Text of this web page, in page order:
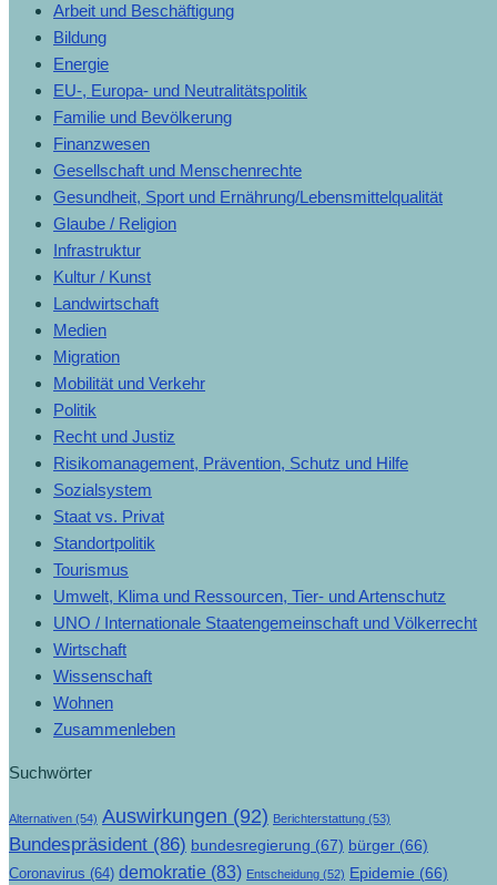
Arbeit und Beschäftigung
Bildung
Energie
EU-, Europa- und Neutralitätspolitik
Familie und Bevölkerung
Finanzwesen
Gesellschaft und Menschenrechte
Gesundheit, Sport und Ernährung/Lebensmittelqualität
Glaube / Religion
Infrastruktur
Kultur / Kunst
Landwirtschaft
Medien
Migration
Mobilität und Verkehr
Politik
Recht und Justiz
Risikomanagement, Prävention, Schutz und Hilfe
Sozialsystem
Staat vs. Privat
Standortpolitik
Tourismus
Umwelt, Klima und Ressourcen, Tier- und Artenschutz
UNO / Internationale Staatengemeinschaft und Völkerrecht
Wirtschaft
Wissenschaft
Wohnen
Zusammenleben
Suchwörter
Alternativen (54) Auswirkungen (92) Berichterstattung (53)
Bundespräsident (86) bundesregierung (67) bürger (66)
Coronavirus (64) demokratie (83) Entscheidung (52) Epidemie (66)